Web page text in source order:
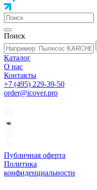
Поиск
Каталог
О нас
Контакты
+7 (495) 229-39-50
order@icover.pro
Публичная оферта
Политика
конфиденциальности